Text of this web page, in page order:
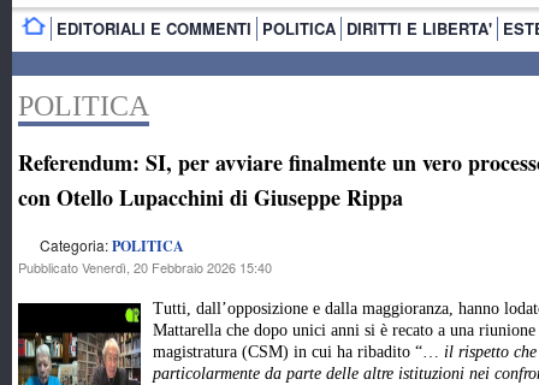
EDITORIALI E COMMENTI POLITICA DIRITTI E LIBERTA'
POLITICA
Referendum: SI, per avviare finalmente un vero
con Otello Lupacchini di Giuseppe Rippa
Categoria:POLITICA
Pubblicato Venerdì, 20 Febbraio 2026 15:40
Tutti, dall’opposizione e dalla maggioranza, hanno
Mattarella che dopo unici anni si è recato a una
magistratura (CSM) in cui ha ribadito “… il rispetto che
particolarmente da parte delle altre istituzioni nei